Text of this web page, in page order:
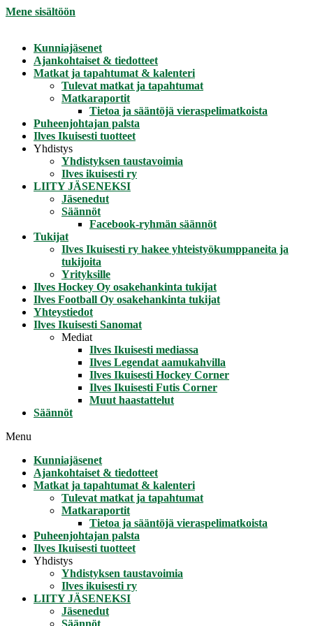
Mene sisältöön
Kunniajäsenet
Ajankohtaiset & tiedotteet
Matkat ja tapahtumat & kalenteri
Tulevat matkat ja tapahtumat
Matkaraportit
Tietoa ja sääntöjä vieraspelimatkoista
Puheenjohtajan palsta
Ilves Ikuisesti tuotteet
Yhdistys
Yhdistyksen taustavoimia
Ilves ikuisesti ry
LIITY JÄSENEKSI
Jäsenedut
Säännöt
Facebook-ryhmän säännöt
Tukijat
Ilves Ikuisesti ry hakee yhteistyökumppaneita ja
tukijoita
Yrityksille
Ilves Hockey Oy osakehankinta tukijat
Ilves Football Oy osakehankinta tukijat
Yhteystiedot
Ilves Ikuisesti Sanomat
Mediat
Ilves Ikuisesti mediassa
Ilves Legendat aamukahvilla
Ilves Ikuisesti Hockey Corner
Ilves Ikuisesti Futis Corner
Muut haastattelut
Säännöt
Menu
Kunniajäsenet
Ajankohtaiset & tiedotteet
Matkat ja tapahtumat & kalenteri
Tulevat matkat ja tapahtumat
Matkaraportit
Tietoa ja sääntöjä vieraspelimatkoista
Puheenjohtajan palsta
Ilves Ikuisesti tuotteet
Yhdistys
Yhdistyksen taustavoimia
Ilves ikuisesti ry
LIITY JÄSENEKSI
Jäsenedut
Säännöt